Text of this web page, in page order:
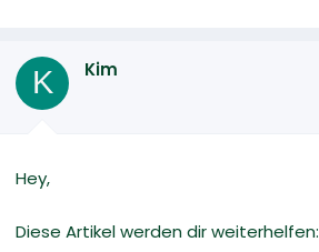
K Kim
Hey,
Diese Artikel werden dir weiterhelfen: